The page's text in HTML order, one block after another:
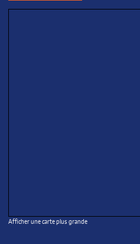
Afficher une carte plus grande